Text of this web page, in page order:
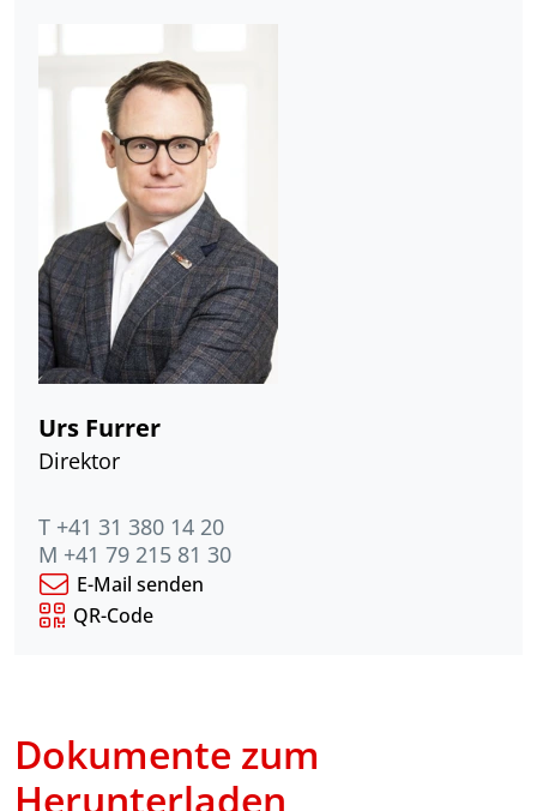
Urs Furrer
Direktor
T +41 31 380 14 20
M +41 79 215 81 30
E-Mail senden
QR-Code
Dokumente zum
Herunterladen